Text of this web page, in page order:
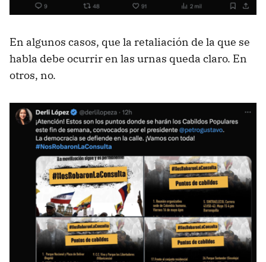
En algunos casos, que la retaliación de la que se
habla debe ocurrir en las urnas queda claro. En
otros, no.